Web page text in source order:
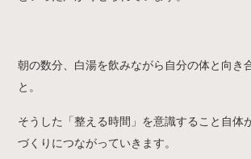
朝の数分、白湯を飲みながら自分の体と向き
と。
そうした「整える時間」を意識すること自体
づくりにつながっていきます。